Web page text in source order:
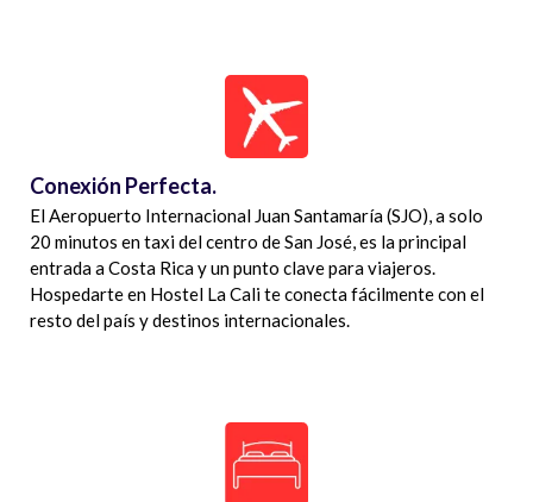
Conexión Perfecta.
El Aeropuerto Internacional Juan Santamaría (SJO), a solo
20 minutos en taxi del centro de San José, es la principal
entrada a Costa Rica y un punto clave para viajeros.
Hospedarte en Hostel La Cali te conecta fácilmente con el
resto del país y destinos internacionales.